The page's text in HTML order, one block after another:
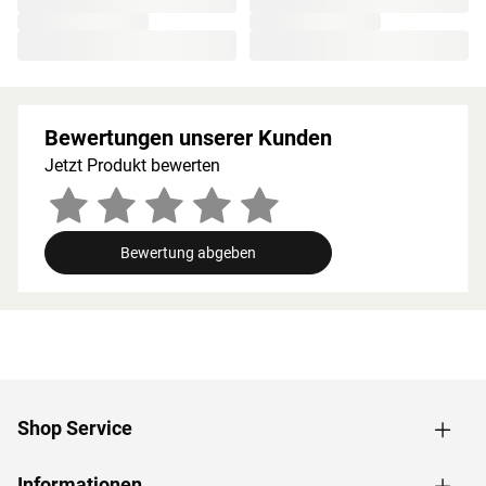
Holzeigene Harze und ätherischen Öle, die beim
Saunieren freigesetzt werden, runden das Erlebnis auf
natürliche Weise ab.
Bei der Montage einer Sauna muss ein Mindestabstand
von 10 cm zu Wänden und Decke unbedingt eingehalten
werden, um gute Luftzirkulation zu gewährleisten. So
Innenmaße: Die Innenmaße dieser Sauna mit B 219 × T
gleichzeitig saunieren können.
Bewertungen unserer Kunden
Jetzt Produkt bewerten
Bewertung abgeben
Shop Service